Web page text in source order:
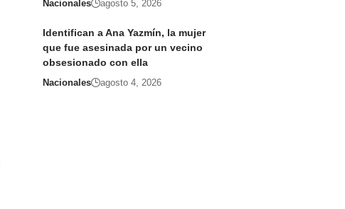
Nacionales agosto 5, 2026
Identifican a Ana Yazmín, la mujer
que fue asesinada por un vecino
obsesionado con ella
Nacionales agosto 4, 2026